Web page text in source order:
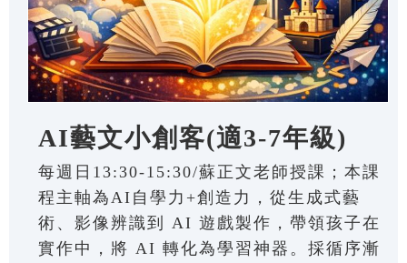
AI藝文小創客(適3-7年級)
每週日13:30-15:30/蘇正文老師授課；本課
程主軸為AI自學力+創造力，從生成式藝
術、影像辨識到 AI 遊戲製作，帶領孩子在
實作中，將 AI 轉化為學習神器。採循序漸